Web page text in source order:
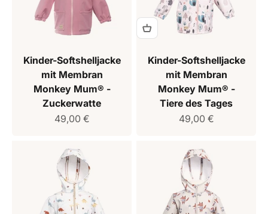
Kinder-Softshelljacke
mit Membran
Monkey Mum® -
Zuckerwatte
Verkaufspreis
49,00 €
Kinder-Softshelljacke
mit Membran
Monkey Mum® -
Tiere des Tages
Verkaufspreis
49,00 €